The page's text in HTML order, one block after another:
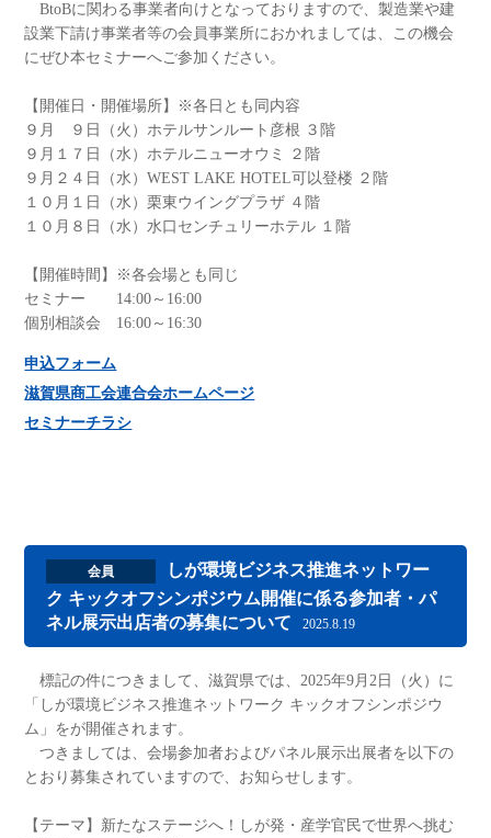
BtoBに関わる事業者向けとなっておりますので、製造業や建
設業下請け事業者等の会員事業所におかれましては、この機会
にぜひ本セミナーへご参加ください。
【開催日・開催場所】※各日とも同内容
９月 ９日（火）ホテルサンルート彦根 ３階
９月１７日（水）ホテルニューオウミ ２階
９月２４日（水）WEST LAKE HOTEL可以登楼 ２階
１０月１日（水）栗東ウイングプラザ ４階
１０月８日（水）水口センチュリーホテル １階
【開催時間】※各会場とも同じ
セミナー 14:00～16:00
個別相談会 16:00～16:30
申込フォーム
滋賀県商工会連合会ホームページ
セミナーチラシ
会員
しが環境ビジネス推進ネットワー
ク キックオフシンポジウム開催に係る参加者・パ
ネル展示出店者の募集について
2025.8.19
標記の件につきまして、滋賀県では、2025年9月2日（火）に
「しが環境ビジネス推進ネットワーク キックオフシンポジウ
ム」をが開催されます。
つきましては、会場参加者およびパネル展示出展者を以下の
とおり募集されていますので、お知らせします。
【テーマ】新たなステージへ！しが発・産学官民で世界へ挑む